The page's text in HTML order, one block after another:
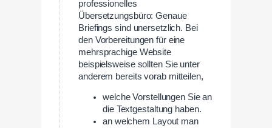
professionelles
Übersetzungsbüro: Genaue
Briefings sind unersetzlich. Bei
den Vorbereitungen für eine
mehrsprachige Website
beispielsweise sollten Sie unter
anderem bereits vorab mitteilen,
welche Vorstellungen Sie an
die Textgestaltung haben.
an welchem Layout man